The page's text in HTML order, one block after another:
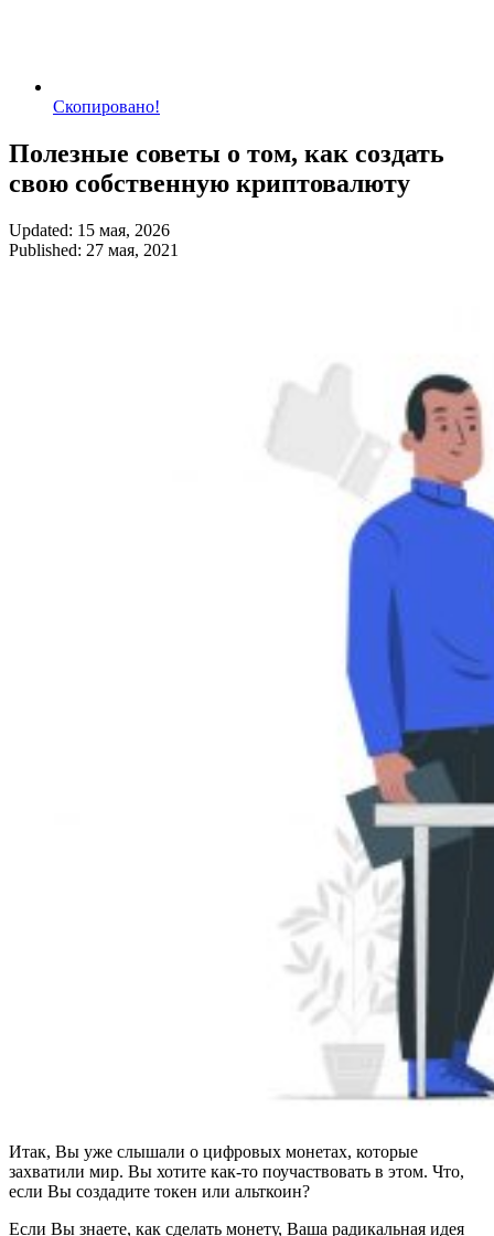
Скопировано!
Полезные советы о том, как создать
свою собственную криптовалюту
Updated: 15 мая, 2026
Published: 27 мая, 2021
Итак, Вы уже слышали о цифровых монетах, которые
захватили мир. Вы хотите как-то поучаствовать в этом. Что,
если Вы создадите токен или альткоин?
Если Вы знаете, как сделать монету, Ваша радикальная идея